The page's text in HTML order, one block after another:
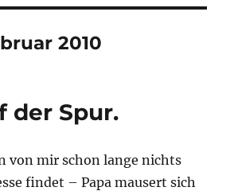
2010
der Spur.
von mir schon lange nichts
findet – Papa mausert sich